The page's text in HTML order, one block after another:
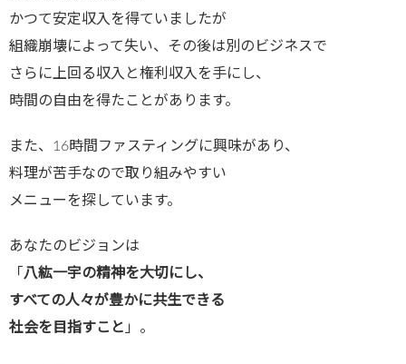
かつて安定収入を得ていましたが
組織崩壊によって失い、その後は別のビジネスで
さらに上回る収入と権利収入を手にし、
時間の自由を得たことがあります。
また、16時間ファスティングに興味があり、
料理が苦手なので取り組みやすい
メニューを探しています。
あなたのビジョンは
「 八紘一宇の精神を大切にし、
すべての人々が豊かに共生できる
社会を目指すこと 」。